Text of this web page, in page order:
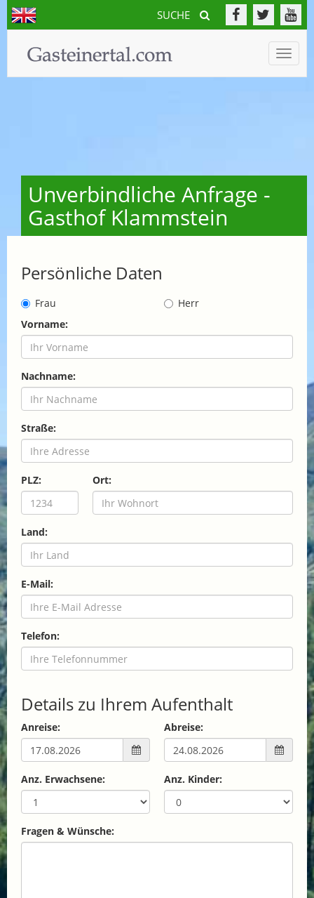
SUCHE
Toggle
Unverbindliche Anfrage -
Gasthof Klammstein
Persönliche Daten
Frau
Herr
Vorname:
Nachname:
Straße:
PLZ: Ort:
Land:
E-Mail:
Telefon:
Details zu Ihrem Aufenthalt
Anreise: Abreise:
Anz. Erwachsene: Anz. Kinder:
Fragen & Wünsche: